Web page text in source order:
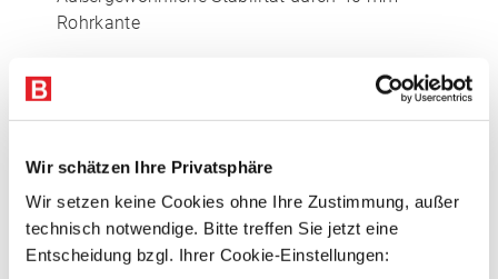
Wir schätzen Ihre Privatsphäre
Wir setzen keine Cookies ohne Ihre Zustimmung, außer
technisch notwendige. Bitte treffen Sie jetzt eine
Entscheidung bzgl. Ihrer Cookie-Einstellungen:
Rohrkante
Vorteile
Attraktives Preis-Leistungs-Verhältnis
Einfache Montage